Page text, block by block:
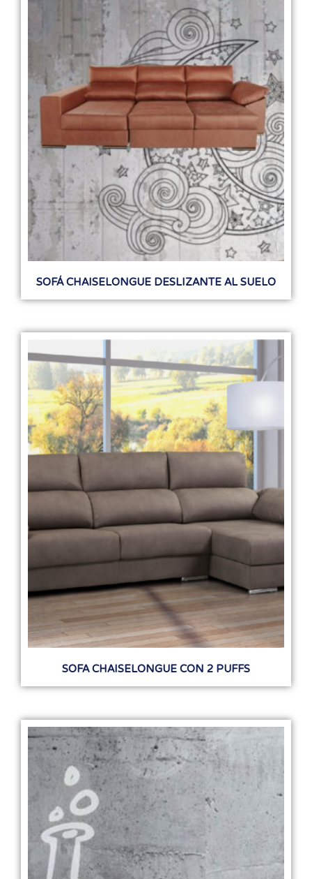
SOFÁ CHAISELONGUE DESLIZANTE AL SUELO
SOFA CHAISELONGUE CON 2 PUFFS